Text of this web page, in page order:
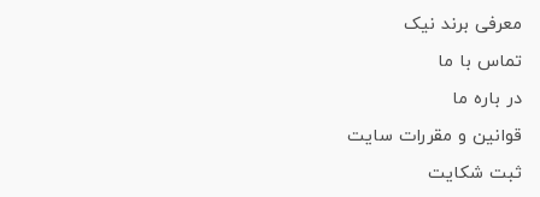
معرفی برند نیک
تماس با ما
در باره ما
قوانین و مقررات سایت
ثبت شکایت